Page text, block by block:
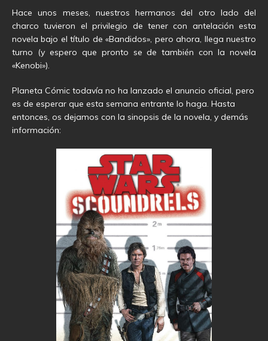
Hace unos meses, nuestros hermanos del otro lado del
charco tuvieron el privilegio de tener con antelación esta
novela bajo el título de «Bandidos», pero ahora, llega nuestro
turno (y espero que pronto se de también con la novela
«Kenobi»).
Planeta Cómic todavía no ha lanzado el anuncio oficial, pero
es de esperar que esta semana entrante lo haga. Hasta
entonces, os dejamos con la sinopsis de la novela, y demás
información: